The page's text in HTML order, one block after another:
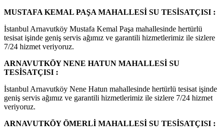
MUSTAFA KEMAL PAŞA MAHALLESİ SU TESİSATÇISI :
İstanbul Arnavutköy Mustafa Kemal Paşa mahallesinde hertürlü
tesisat işinde geniş servis ağımız ve garantili hizmetlerimiz ile sizlere
7/24 hizmet veriyoruz.
ARNAVUTKÖY NENE HATUN MAHALLESİ SU
TESİSATÇISI :
İstanbul Arnavutköy Nene Hatun mahallesinde hertürlü tesisat işinde
geniş servis ağımız ve garantili hizmetlerimiz ile sizlere 7/24 hizmet
veriyoruz.
ARNAVUTKÖY ÖMERLİ MAHALLESİ SU TESİSATÇISI :